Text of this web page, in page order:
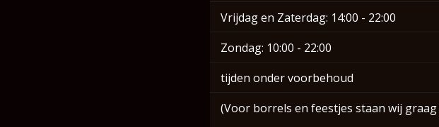
Vrijdag en Zaterdag: 14:00 - 22:00
Zondag: 10:00 - 22:00
tijden onder voorbehoud
(Voor borrels en feestjes staan wij graag